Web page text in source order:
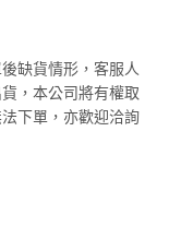
缺貨情形，客服人
，本公司將有權取
下單，亦歡迎洽詢